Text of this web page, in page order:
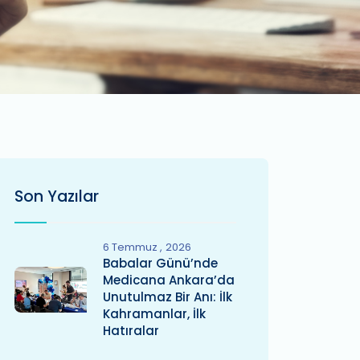
Son Yazılar
6 Temmuz 2026
Babalar Günü’nde
Medicana Ankara’da
Unutulmaz Bir Anı: İlk
Kahramanlar, İlk
Hatıralar